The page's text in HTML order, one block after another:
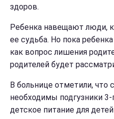
здоров.
Ребенка навещают люди,
ее судьба. Но пока
как вопрос лишения
родителей будет
В больнице отметили, что
необходимы подгузники
детское питание для